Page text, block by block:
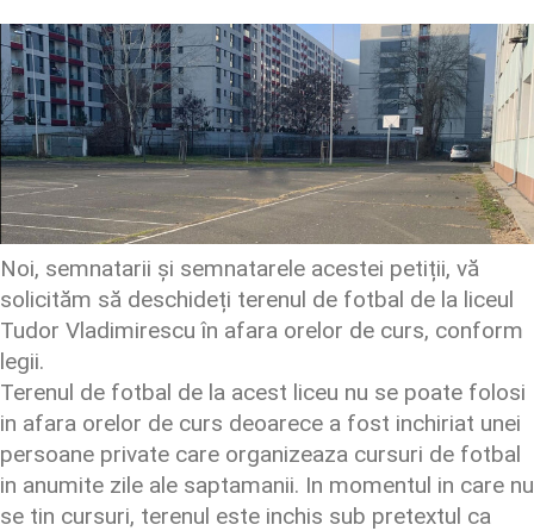
Noi, semnatarii și semnatarele acestei petiții, vă
solicităm să deschideți terenul de fotbal de la liceul
Tudor Vladimirescu în afara orelor de curs, conform
legii.
Terenul de fotbal de la acest liceu nu se poate folosi
in afara orelor de curs deoarece a fost inchiriat unei
persoane private care organizeaza cursuri de fotbal
in anumite zile ale saptamanii. In momentul in care nu
se tin cursuri, terenul este inchis sub pretextul ca